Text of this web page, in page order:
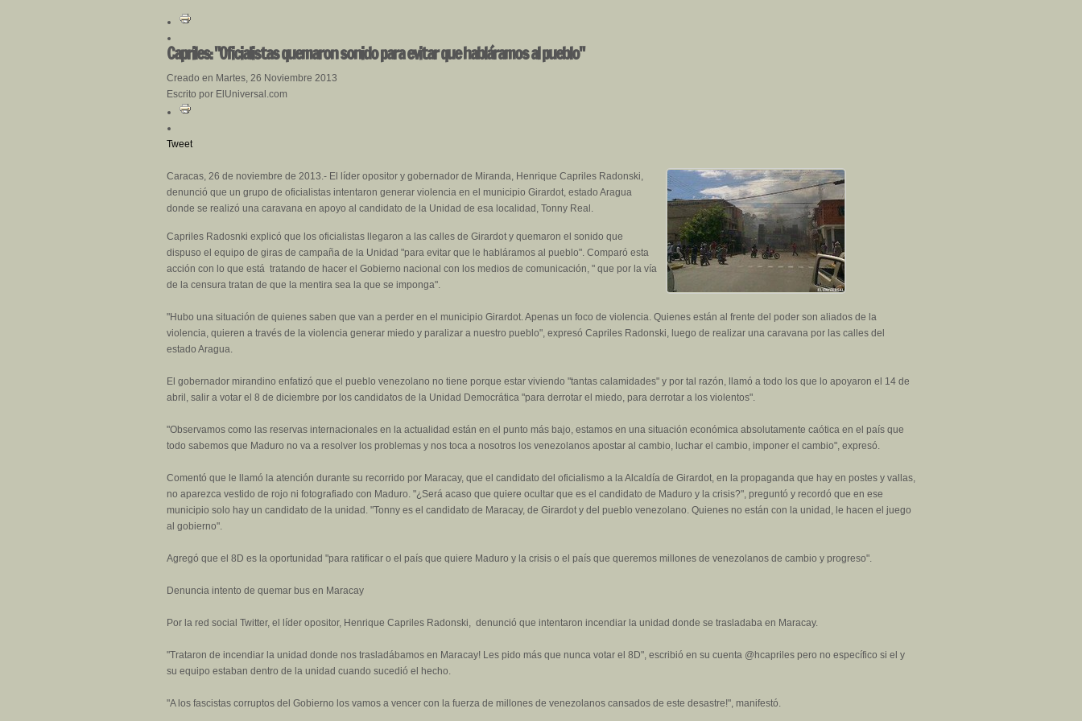
Capriles: "Oficialistas quemaron sonido para evitar que habláramos al pueblo"
Creado en Martes, 26 Noviembre 2013
Escrito por ElUniversal.com
Tweet
Caracas, 26 de noviembre de 2013.- El líder opositor y gobernador de Miranda, Henrique Capriles Radonski,
denunció que un grupo de oficialistas intentaron generar violencia en el municipio Girardot, estado Aragua
donde se realizó una caravana en apoyo al candidato de la Unidad de esa localidad, Tonny Real.
Capriles Radosnki explicó que los oficialistas llegaron a las calles de Girardot y quemaron el sonido que
dispuso el equipo de giras de campaña de la Unidad "para evitar que le habláramos al pueblo". Comparó esta
acción con lo que está tratando de hacer el Gobierno nacional con los medios de comunicación, " que por la vía
de la censura tratan de que la mentira sea la que se imponga".
"Hubo una situación de quienes saben que van a perder en el municipio Girardot. Apenas un foco de violencia. Quienes están al frente del poder son aliados de la
violencia, quieren a través de la violencia generar miedo y paralizar a nuestro pueblo", expresó Capriles Radonski, luego de realizar una caravana por las calles del
estado Aragua.
El gobernador mirandino enfatizó que el pueblo venezolano no tiene porque estar viviendo "tantas calamidades" y por tal razón, llamó a todo los que lo apoyaron el 14 de
abril, salir a votar el 8 de diciembre por los candidatos de la Unidad Democrática "para derrotar el miedo, para derrotar a los violentos".
"Observamos como las reservas internacionales en la actualidad están en el punto más bajo, estamos en una situación económica absolutamente caótica en el país que
todo sabemos que Maduro no va a resolver los problemas y nos toca a nosotros los venezolanos apostar al cambio, luchar el cambio, imponer el cambio", expresó.
Comentó que le llamó la atención durante su recorrido por Maracay, que el candidato del oficialismo a la Alcaldía de Girardot, en la propaganda que hay en postes y vallas,
no aparezca vestido de rojo ni fotografiado con Maduro. "¿Será acaso que quiere ocultar que es el candidato de Maduro y la crisis?", preguntó y recordó que en ese
municipio solo hay un candidato de la unidad. "Tonny es el candidato de Maracay, de Girardot y del pueblo venezolano. Quienes no están con la unidad, le hacen el juego
al gobierno".
Agregó que el 8D es la oportunidad "para ratificar o el país que quiere Maduro y la crisis o el país que queremos millones de venezolanos de cambio y progreso".
Denuncia intento de quemar bus en Maracay
Por la red social Twitter, el líder opositor, Henrique Capriles Radonski, denunció que intentaron incendiar la unidad donde se trasladaba en Maracay.
"Trataron de incendiar la unidad donde nos trasladábamos en Maracay! Les pido más que nunca votar el 8D", escribió en su cuenta @hcapriles pero no específico si el y
su equipo estaban dentro de la unidad cuando sucedió el hecho.
"A los fascistas corruptos del Gobierno los vamos a vencer con la fuerza de millones de venezolanos cansados de este desastre!", manifestó.